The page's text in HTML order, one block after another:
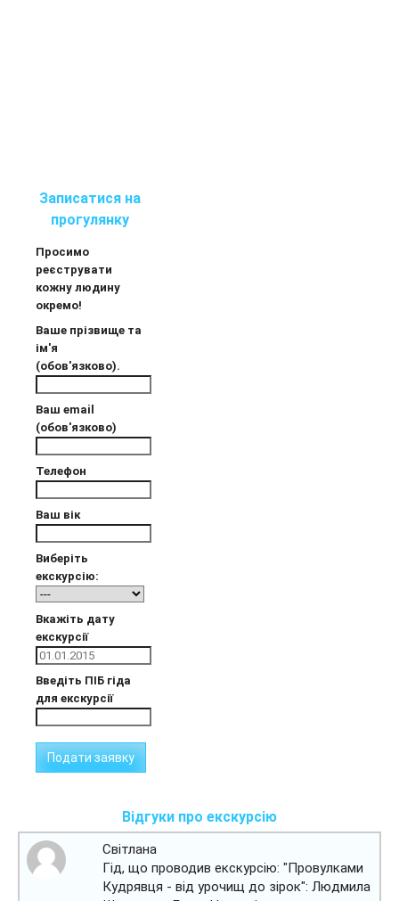
Записатися на
прогулянку
Просимо
реєструвати
кожну людину
окремо!
Ваше прізвище та
ім'я
(обов'язково).
Ваш email
(обов'язково)
Телефон
Ваш вік
Виберіть
екскурсію:
Вкажіть дату
екскурсії
Введіть ПІБ гіда
для екскурсії
Відгуки про екскурсію
Світлана
Гід, що проводив екскурсію: "Провулками
Кудрявця - від урочищ до зірок": Людмила